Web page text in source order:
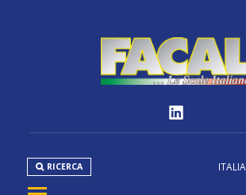
ITALIA
RICERCA